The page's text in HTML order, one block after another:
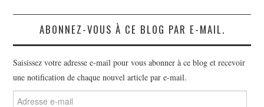
ABONNEZ-VOUS À CE BLOG PAR E-MAIL.
Saisissez votre adresse e-mail pour vous abonner à ce blog et recevoir
une notification de chaque nouvel article par e-mail.
Adresse